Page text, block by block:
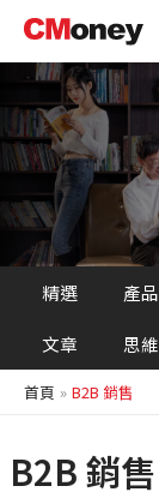
主
容
精選
文章
產品
思維
首頁 B2B 銷售
B2B 銷售